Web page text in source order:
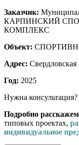
Заказчик:
КАРПИНСКИЙ
КОМПЛЕКС
Объект:
Адрес:
Год: 2025
Нужна консультация?
Подробно
типовых проектах,
индивидуальное